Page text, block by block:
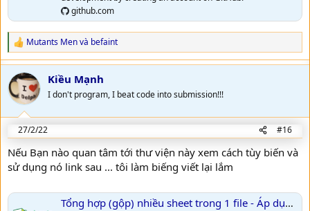
github.com
R
e
a
c
t
i
Mutants Menvà befaint
Kiều Mạnh
I don't program, I beat code into submission!!!
27/2/22 #16
Nếu Bạn nào quan tâm tới thư viện này xem cách tùy biến và
sử dụng nó link sau ... tôi làm biếng viết lại lắm
Tổng hợp (gộp) nhiều sheet trong 1 file - Áp dụng cho Excel - Access - SQLite